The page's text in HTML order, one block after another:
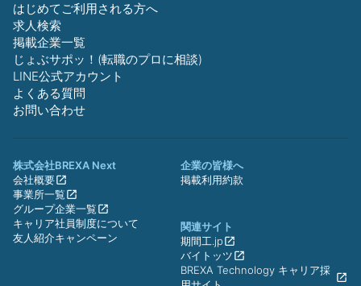
はじめてご利用される方へ
求人検索
掲載企業一覧
じょぶサポッ！(転職のプロに相談)
LINE公式アカウント
よくある質問
お問い合わせ
株式会社BREXA Next
会社概要
事業所一覧
グループ企業一覧
キャリア社員制度について
友人紹介キャンペーン
企業の皆様へ
掲載利用約款
関連サイト
期間工.jp
バイトッツ
BREXA Technology キャリア採